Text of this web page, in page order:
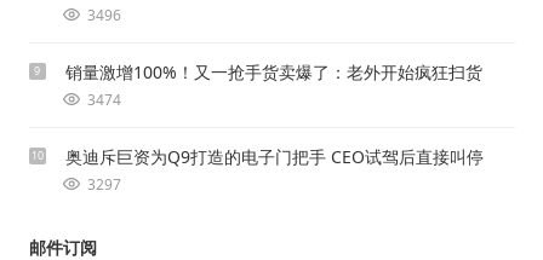
3496
9 销量激增100%！又一抢手货卖爆了：老外开始疯狂扫货
3474
10 奥迪斥巨资为Q9打造的电子门把手 CEO试驾后直接叫停
3297
邮件订阅